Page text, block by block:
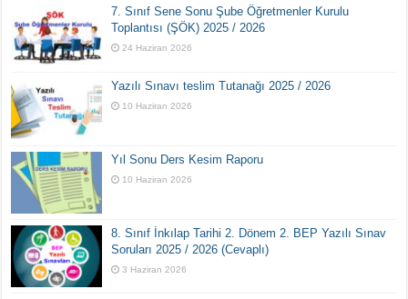
7. Sınıf Sene Sonu Şube Öğretmenler Kurulu
Toplantısı (ŞÖK) 2025 / 2026
24 Haziran 2026
Yazılı Sınavı teslim Tutanağı 2025 / 2026
10 Haziran 2026
Yıl Sonu Ders Kesim Raporu
10 Haziran 2026
8. Sınıf İnkılap Tarihi 2. Dönem 2. BEP Yazılı Sınav
Soruları 2025 / 2026 (Cevaplı)
3 Haziran 2026